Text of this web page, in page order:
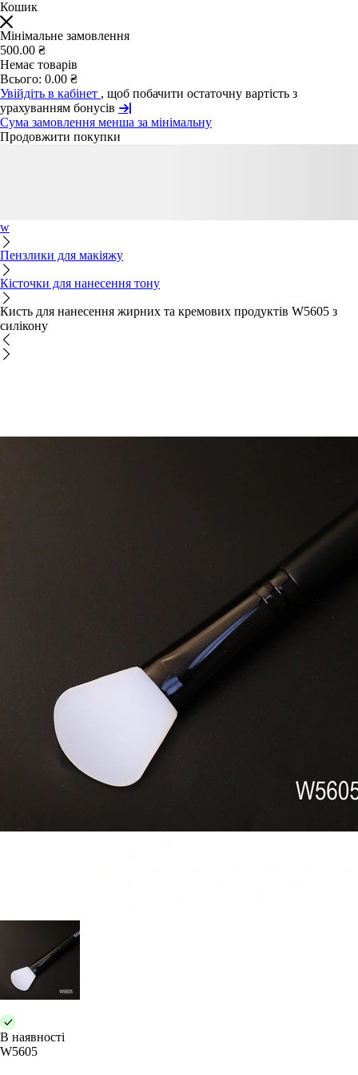
Кошик
Мінімальне замовлення
500.00 ₴
Немає товарів
Всього: 0.00 ₴
Увійдіть в кабінет , щоб побачити остаточну вартість з
урахуванням бонусів
Сума замовлення менша за мінімальну
Продовжити покупки
w
Пензлики для макіяжу
Кісточки для нанесення тону
Кисть для нанесення жирних та кремових продуктів W5605 з
силікону
В наявності
W5605